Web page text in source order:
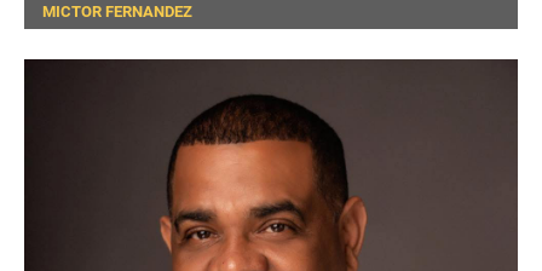
MICTOR FERNANDEZ